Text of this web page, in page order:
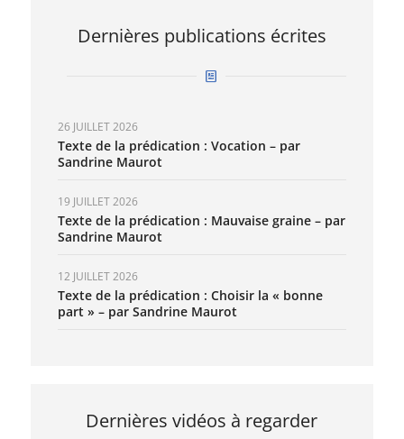
Dernières publications écrites
26 JUILLET 2026
Texte de la prédication : Vocation – par
Sandrine Maurot
19 JUILLET 2026
Texte de la prédication : Mauvaise graine – par
Sandrine Maurot
12 JUILLET 2026
Texte de la prédication : Choisir la « bonne
part » – par Sandrine Maurot
Dernières vidéos à regarder